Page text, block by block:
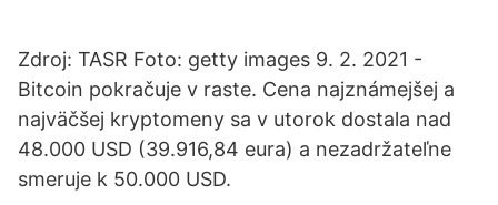
Zdroj: TASR Foto: getty images 9. 2. 2021 -
Bitcoin pokračuje v raste. Cena najznámejšej a
najväčšej kryptomeny sa v utorok dostala nad
48.000 USD (39.916,84 eura) a nezadržateľne
smeruje k 50.000 USD.